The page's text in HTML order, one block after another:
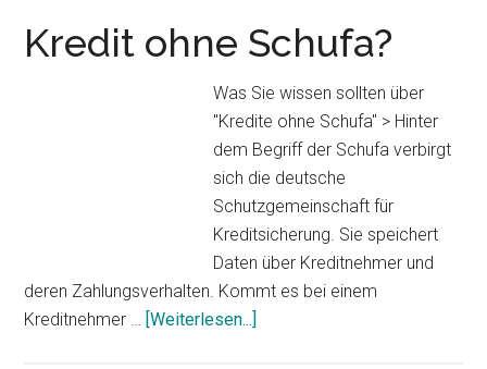
Kredit ohne Schufa?
Was Sie wissen sollten über
"Kredite ohne Schufa" > Hinter
dem Begriff der Schufa verbirgt
sich die deutsche
Schutzgemeinschaft für
Kreditsicherung. Sie speichert
Daten über Kreditnehmer und
deren Zahlungsverhalten. Kommt es bei einem
Kreditnehmer … [Weiterlesen...]